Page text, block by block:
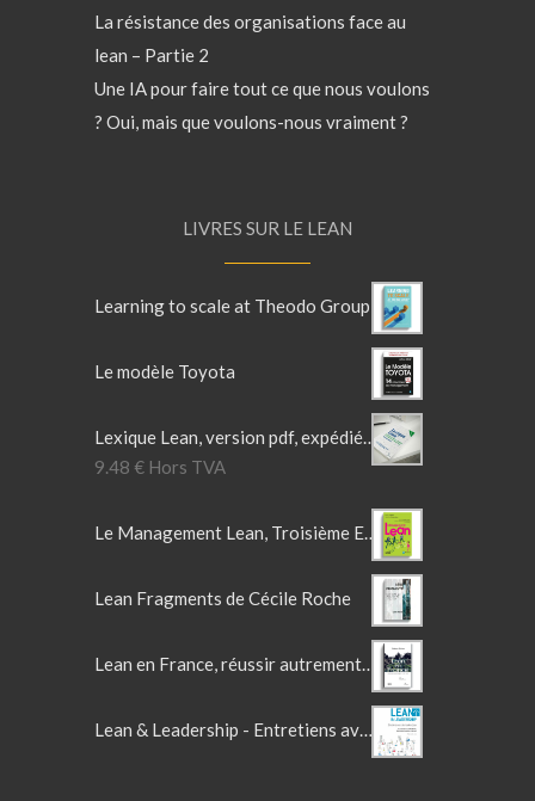
La résistance des organisations face au
lean – Partie 2
Une IA pour faire tout ce que nous voulons
? Oui, mais que voulons-nous vraiment ?
LIVRES SUR LE LEAN
Learning to scale at Theodo Group
Le modèle Toyota
Lexique Lean, version pdf, expédié par mail.
9.48 € Hors TVA
Lean Fragments de Cécile Roche